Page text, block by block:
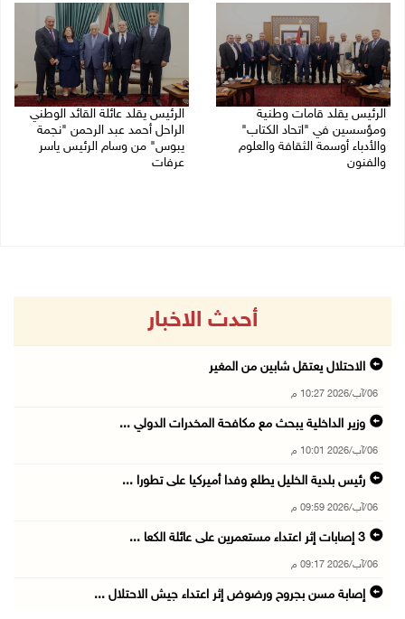
الرئيس يقلد قامات وطنية
ومؤسسين في "اتحاد الكتاب"
والأدباء أوسمة الثقافة والعلوم
والفنون
الرئيس يقلد عائلة القائد الوطني
الراحل أحمد عبد الرحمن "نجمة
يبوس" من وسام الرئيس ياسر
عرفات
أحدث الاخبار
الاحتلال يعتقل شابين من المغير
06/آب/2026 10:27 م
وزير الداخلية يبحث مع مكافحة المخدرات الدولي ...
06/آب/2026 10:01 م
رئيس بلدية الخليل يطلع وفدا أميركيا على تطورا ...
06/آب/2026 09:59 م
06/آب/2026 09:17 م
إصابة مسن بجروح ورضوض إثر اعتداء جيش الاحتلال ...